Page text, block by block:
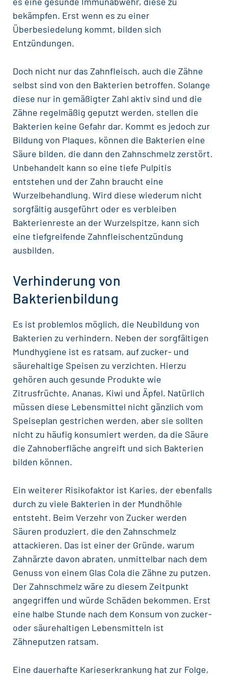
bekämpfen. Erst wenn es zu einer
Überbesiedelung kommt, bilden sich
Entzündungen.
Doch nicht nur das Zahnfleisch, auch die Zähne
selbst sind von den Bakterien betroffen. Solange
diese nur in gemäßigter Zahl aktiv sind und die
Zähne regelmäßig geputzt werden, stellen die
Bakterien keine Gefahr dar. Kommt es jedoch zur
Bildung von Plaques, können die Bakterien eine
Säure bilden, die dann den Zahnschmelz zerstört.
Unbehandelt kann so eine tiefe Pulpitis
entstehen und der Zahn braucht eine
Wurzelbehandlung. Wird diese wiederum nicht
sorgfältig ausgeführt oder es verbleiben
Bakterienreste an der Wurzelspitze, kann sich
eine tiefgreifende Zahnfleischentzündung
ausbilden.
Verhinderung von
Bakterienbildung
Es ist problemlos möglich, die Neubildung von
Bakterien zu verhindern. Neben der sorgfältigen
Mundhygiene ist es ratsam, auf zucker- und
säurehaltige Speisen zu verzichten. Hierzu
gehören auch gesunde Produkte wie
Zitrusfrüchte, Ananas, Kiwi und Äpfel. Natürlich
müssen diese Lebensmittel nicht gänzlich vom
Speiseplan gestrichen werden, aber sie sollten
nicht zu häufig konsumiert werden, da die Säure
die Zahnoberfläche angreift und sich Bakterien
bilden können.
Ein weiterer Risikofaktor ist Karies, der ebenfalls
durch zu viele Bakterien in der Mundhöhle
entsteht. Beim Verzehr von Zuckerwerden
Säuren produziert, die den Zahnschmelz
attackieren. Das ist einer der Gründe, warum
Zahnärzte davon abraten, unmittelbar nach dem
Genuss von einem Glas Cola die Zähne zu putzen.
Der Zahnschmelz wäre zu diesem Zeitpunkt
angegriffen und würde Schäden bekommen. Erst
eine halbe Stunde nach dem Konsum von zucker-
oder säurehaltigen Lebensmitteln ist
Zähneputzen ratsam.
Eine dauerhafte Karieserkrankung hat zur Folge,